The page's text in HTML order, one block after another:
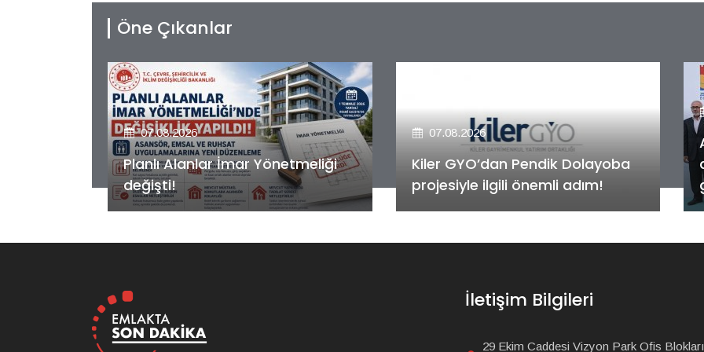
Öne Çıkanlar
07.08.2026
Kiler GYO’dan Pendik Dolayoba
projesiyle ilgili önemli adım!
07.08.2026
Alya Merkezefendi Konutları'nın
anahtar teslim töreni
gerçekleştirildi!
İletişim Bilgileri
29 Ekim Caddesi Vizyon Park Ofis